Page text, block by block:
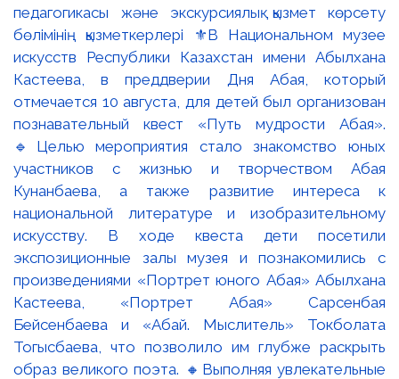
педагогикасы және экскурсиялық қызмет көрсету
бөлімінің қызметкерлері ⚜️В Национальном музее
искусств Республики Казахстан имени Абылхана
Кастеева, в преддверии Дня Абая, который
отмечается 10 августа, для детей был организован
познавательный квест «Путь мудрости Абая».
🔹Целью мероприятия стало знакомство юных
участников с жизнью и творчеством Абая
Кунанбаева, а также развитие интереса к
национальной литературе и изобразительному
искусству. В ходе квеста дети посетили
экспозиционные залы музея и познакомились с
произведениями «Портрет юного Абая» Абылхана
Кастеева, «Портрет Абая» Сарсенбая
Бейсенбаева и «Абай. Мыслитель» Токболата
Тогысбаева, что позволило им глубже раскрыть
образ великого поэта. 🔸Выполняя увлекательные